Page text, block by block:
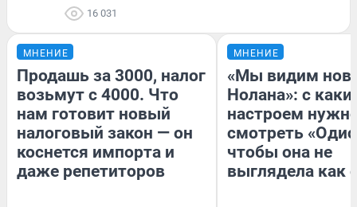
16 031
МНЕНИЕ
Продашь за 3000, налог
возьмут с 4000. Что
нам готовит новый
налоговый закон — он
коснется импорта и
даже репетиторов
МНЕНИЕ
«Мы видим
Нолана»: с
настроем
смотреть
чтобы она не
выглядела как